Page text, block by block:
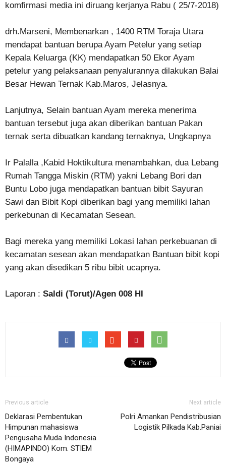
komfirmasi media ini diruang kerjanya Rabu ( 25/7-2018)
drh.Marseni, Membenarkan , 1400 RTM Toraja Utara
mendapat bantuan berupa Ayam Petelur yang setiap
Kepala Keluarga (KK) mendapatkan 50 Ekor Ayam
petelur yang pelaksanaan penyalurannya dilakukan Balai
Besar Hewan Ternak Kab.Maros, Jelasnya.
Lanjutnya, Selain bantuan Ayam mereka menerima
bantuan tersebut juga akan diberikan bantuan Pakan
ternak serta dibuatkan kandang ternaknya, Ungkapnya
Ir Palalla ,Kabid Hoktikultura menambahkan, dua Lebang
Rumah Tangga Miskin (RTM) yakni Lebang Bori dan
Buntu Lobo juga mendapatkan bantuan bibit Sayuran
Sawi dan Bibit Kopi diberikan bagi yang memiliki lahan
perkebunan di Kecamatan Sesean.
Bagi mereka yang memiliki Lokasi lahan perkebuanan di
kecamatan sesean akan mendapatkan Bantuan bibit kopi
yang akan disedikan 5 ribu bibit ucapnya.
Laporan : Saldi (Torut)/Agen 008 HI
Previous article
Deklarasi Pembentukan
Himpunan mahasiswa
Pengusaha Muda Indonesia
(HIMAPINDO) Kom. STIEM
Bongaya
Next article
Polri Amankan Pendistribusian
Logistik Pilkada Kab.Paniai